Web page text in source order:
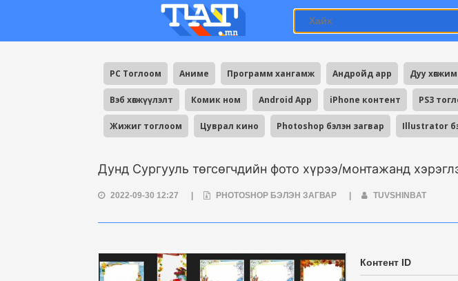
PC Тоглоом Аниме Программ хангамж Андройд app Дуу хөгжим
Вэб хөгжүүлэлт Комик ном Android App iPhone контент PS3
Жижиг тоглоом Цуврал кино Photoshop бэлэн загвар Illustrator
Дунд Сургууль төгсөгчдийн фото хүрээ/монтажанд
2022-09-30 12:27 PHOTOSHOP БЭЛЭН ЗАГВАР TUVSHINBAT
Контент ID